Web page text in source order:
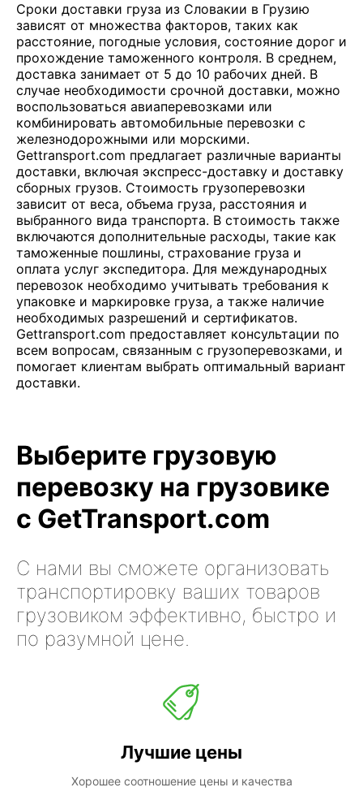
Сроки доставки груза из Словакии в Грузию
зависят от множества факторов, таких как
расстояние, погодные условия, состояние дорог и
прохождение таможенного контроля. В среднем,
доставка занимает от 5 до 10 рабочих дней. В
случае необходимости срочной доставки, можно
воспользоваться авиаперевозками или
комбинировать автомобильные перевозки с
железнодорожными или морскими.
Gettransport.com предлагает различные варианты
доставки, включая экспресс-доставку и доставку
сборных грузов. Стоимость грузоперевозки
зависит от веса, объема груза, расстояния и
выбранного вида транспорта. В стоимость также
включаются дополнительные расходы, такие как
таможенные пошлины, страхование груза и
оплата услуг экспедитора. Для международных
перевозок необходимо учитывать требования к
упаковке и маркировке груза, а также наличие
необходимых разрешений и сертификатов.
Gettransport.com предоставляет консультации по
всем вопросам, связанным с грузоперевозками, и
помогает клиентам выбрать оптимальный вариант
доставки.
Выберите грузовую
перевозку на грузовике
с GetTransport.com
С нами вы сможете организовать
транспортировку ваших товаров
грузовиком эффективно, быстро и
по разумной цене.
Лучшие цены
Хорошее соотношение цены и качества